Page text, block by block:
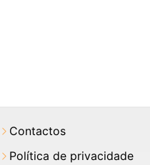
Contactos
Política de privacidade